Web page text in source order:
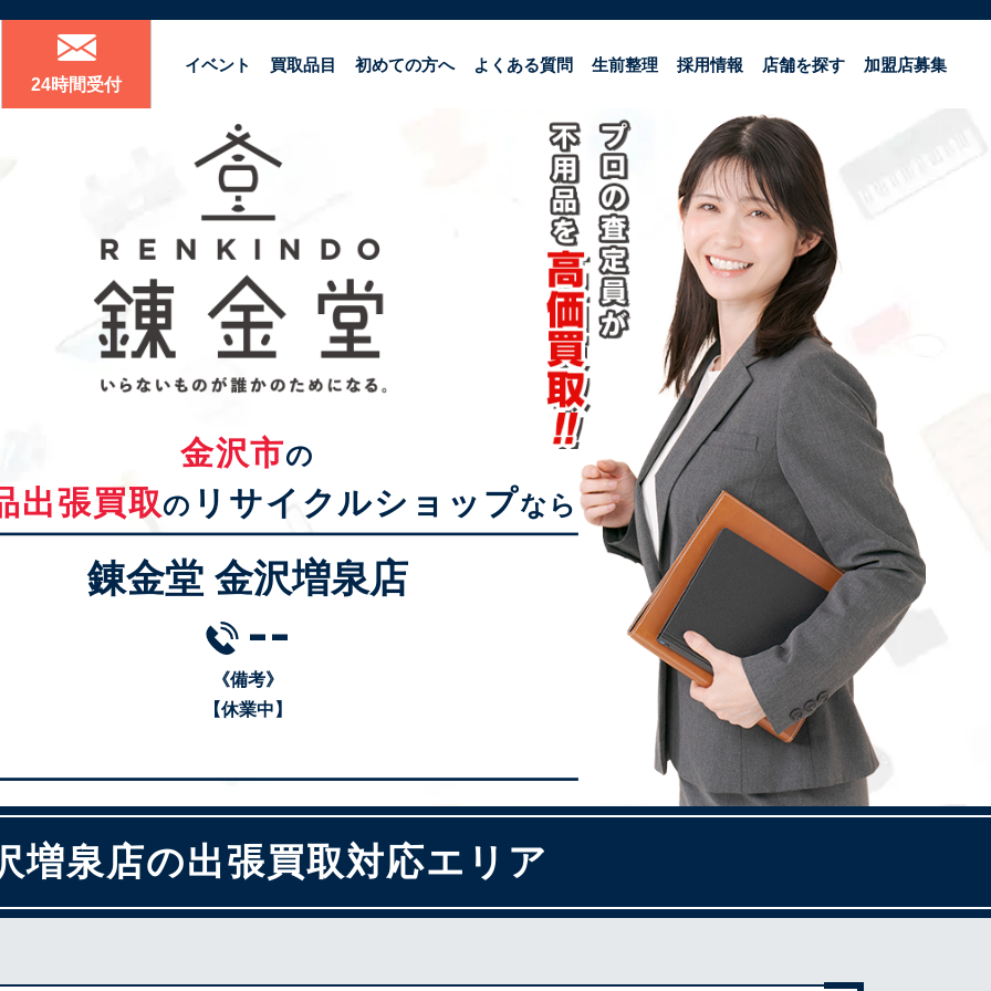
24時間受付
イベント 買取品目 初めての方へ よくある質問 生前整理 採用情報 店舗を探す 加盟店募集
金沢市の
出張買取の リサイクルショップなら
錬金堂 金沢増泉店
--
《備考》
【休業中】
増泉店の出張買取対応エリア